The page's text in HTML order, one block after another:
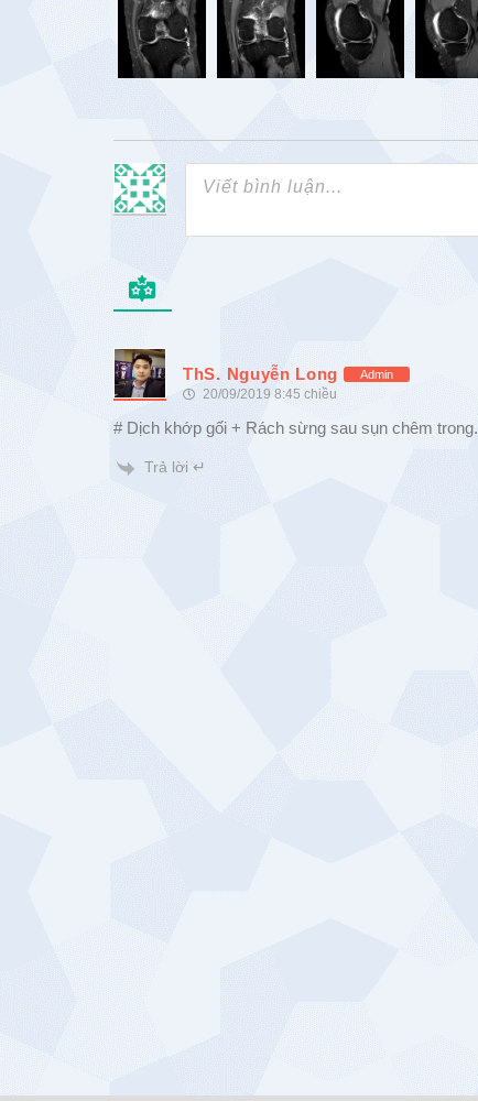
ThS. Nguyễn Long Admin
20/09/2019 8:45 chiều
# Dịch khớp gối + Rách sừng sau sụn chêm trong.
Trả lời ↵